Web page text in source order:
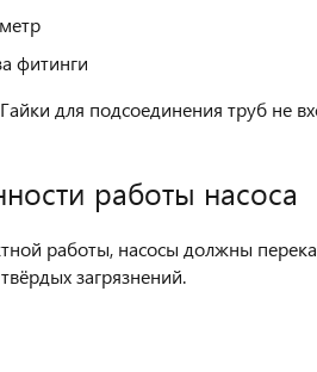
фитинги
для подсоединения труб не
работы насоса
работы, насосы должны
загрязнений.